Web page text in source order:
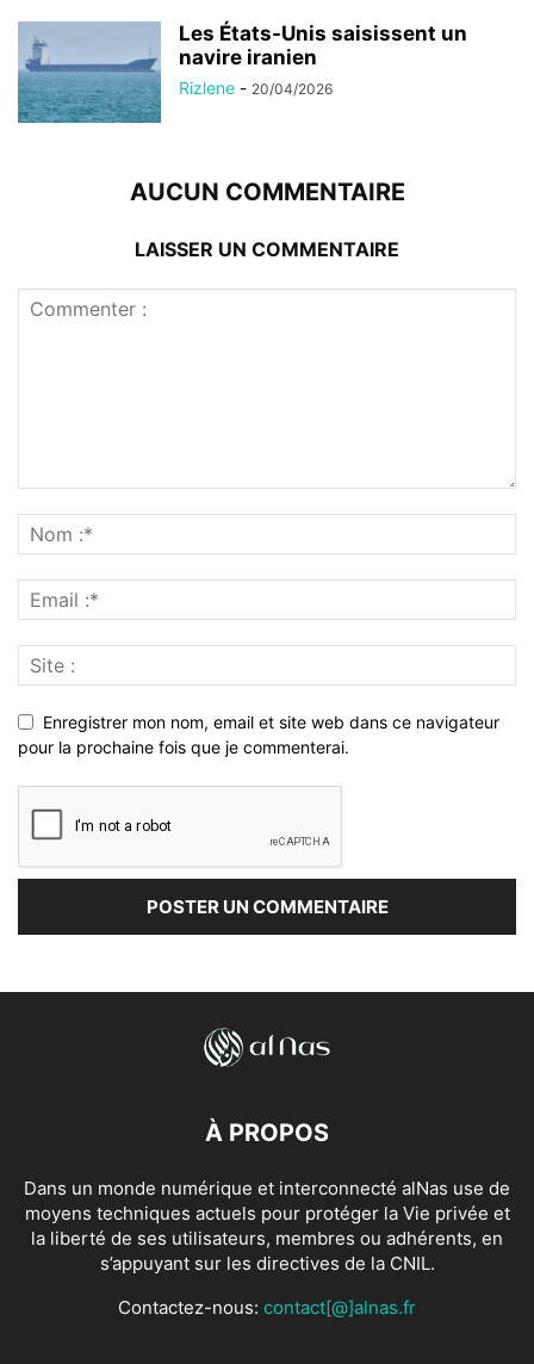
Les États-Unis saisissent un
navire iranien
Rizlene - 20/04/2026
AUCUN COMMENTAIRE
LAISSER UN COMMENTAIRE
Enregistrer mon nom, email et site web dans ce navigateur
pour la prochaine fois que je commenterai.
À PROPOS
Dans un monde numérique et interconnecté alNas use de
moyens techniques actuels pour protéger la Vie privée et
la liberté de ses utilisateurs, membres ou adhérents, en
s’appuyant sur les directives de la CNIL.
Contactez-nous: contact[@]alnas.fr